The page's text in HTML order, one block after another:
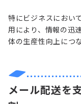
特にビジネスにおい
用により、情報の迅
体の生産性向上につ
メール配送を